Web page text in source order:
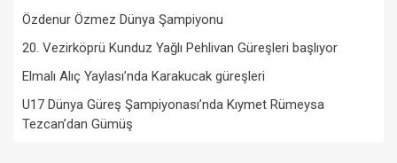
Özdenur Özmez Dünya Şampiyonu
20. Vezirköprü Kunduz Yağlı Pehlivan Güreşleri başlıyor
Elmalı Alıç Yaylası’nda Karakucak güreşleri
U17 Dünya Güreş Şampiyonası’nda Kıymet Rümeysa
Tezcan’dan Gümüş